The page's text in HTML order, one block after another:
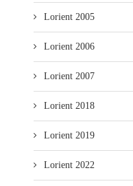
Lorient 2005
Lorient 2006
Lorient 2007
Lorient 2018
Lorient 2019
Lorient 2022